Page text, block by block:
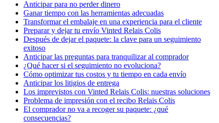
Anticipar para no perder dinero
Ganar tiempo con las herramientas adecuadas
Transformar el embalaje en una experiencia para el cliente
Preparar y dejar tu envío Vinted Relais Colis
Después de dejar el paquete: la clave para un seguimiento
exitoso
Anticipar las preguntas para tranquilizar al comprador
¿Qué hacer si el seguimiento no evoluciona?
Cómo optimizar tus costos y tu tiempo en cada envío
Anticipar los litigios de entrega
Los imprevistos con Vinted Relais Colis: nuestras soluciones
Problema de impresión con el recibo Relais Colis
El comprador no va a recoger su paquete: ¿qué
consecuencias?